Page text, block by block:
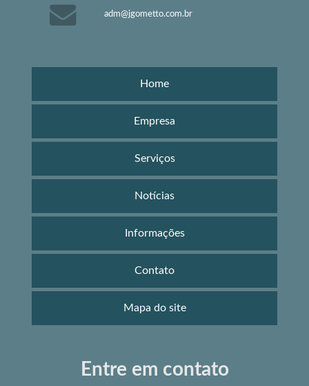
adm@jgometto.com.br
Home
Empresa
Serviços
Notícias
Informações
Contato
Mapa do site
Entre em contato